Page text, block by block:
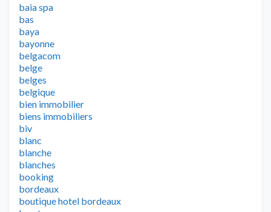
baia spa
bas
baya
bayonne
belgacom
belge
belges
belgique
bien immobilier
biens immobiliers
biv
blanc
blanche
blanches
booking
bordeaux
boutique hotel bordeaux